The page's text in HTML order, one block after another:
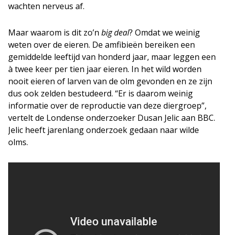
wachten nerveus af.
Maar waarom is dit zo’n big deal? Omdat we weinig
weten over de eieren. De amfibieën bereiken een
gemiddelde leeftijd van honderd jaar, maar leggen een
à twee keer per tien jaar eieren. In het wild worden
nooit eieren of larven van de olm gevonden en ze zijn
dus ook zelden bestudeerd. “Er is daarom weinig
informatie over de reproductie van deze diergroep”,
vertelt de Londense onderzoeker Dusan Jelic aan BBC.
Jelic heeft jarenlang onderzoek gedaan naar wilde
olms.